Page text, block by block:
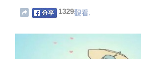
1329觀看.